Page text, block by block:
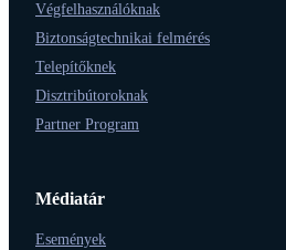
Végfelhasználóknak
Biztonságtechnikai felmérés
Telepítőknek
Disztribútoroknak
Partner Program
Médiatár
Események